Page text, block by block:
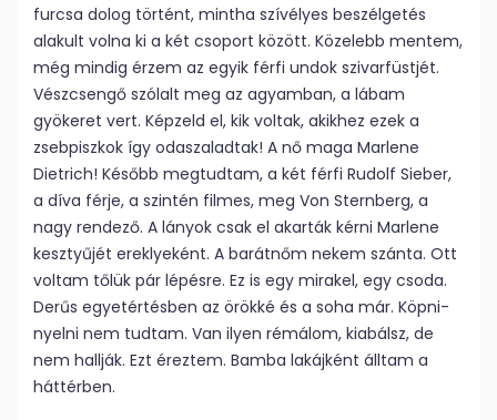
furcsa dolog történt, mintha szívélyes beszélgetés
alakult volna ki a két csoport között. Közelebb mentem,
még mindig érzem az egyik férfi undok szivarfüstjét.
Vészcsengő szólalt meg az agyamban, a lábam
gyökeret vert. Képzeld el, kik voltak, akikhez ezek a
zsebpiszkok így odaszaladtak! A nő maga Marlene
Dietrich! Később megtudtam, a két férfi Rudolf Sieber,
a díva férje, a szintén filmes, meg Von Sternberg, a
nagy rendező. A lányok csak el akarták kérni Marlene
kesztyűjét ereklyeként. A barátnőm nekem szánta. Ott
voltam tőlük pár lépésre. Ez is egy mirakel, egy csoda.
Derűs egyetértésben az örökké és a soha már. Köpni-
nyelni nem tudtam. Van ilyen rémálom, kiabálsz, de
nem hallják. Ezt éreztem. Bamba lakájként álltam a
háttérben.